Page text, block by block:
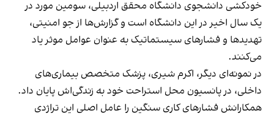
خودکشی دانشجوی دانشگاه محقق اردبیلی، سومین مورد در
یک سال اخیر در این دانشگاه است و گزارش‌ها از جو امنیتی،
تهدیدها و فشارهای سیستماتیک به عنوان عوامل موثر یاد
می‌کنند.
در نمونه‌ای دیگر، اکرم شیری، پزشک متخصص بیماری‌های
داخلی، در پانسیون محل استراحت خود به زندگی‌اش پایان داد.
همکارانش فشارهای کاری سنگین را عامل اصلی این تراژدی